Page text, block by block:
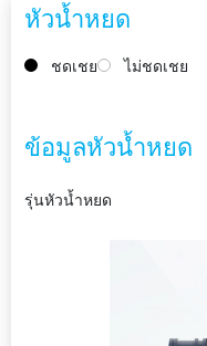
หัวน้ำหยด
ชดเชย ไม่ชดเชย
ข้อมูลหัวน้ำหยด
รุ่นหัวน้ำหยด